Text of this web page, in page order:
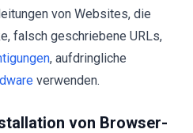
von Websites, die
falsch geschriebene URLs,
, aufdringliche
verwenden.
von Browser-